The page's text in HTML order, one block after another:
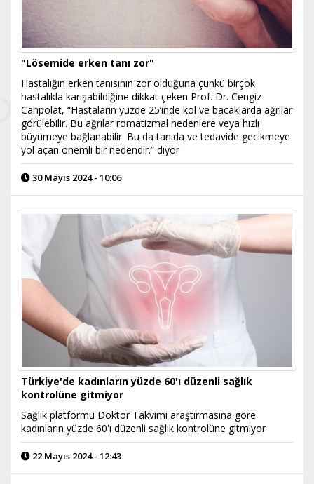
"Lösemide erken tanı zor"
Hastalığın erken tanısının zor olduğuna çünkü birçok
hastalıkla karışabildiğine dikkat çeken Prof. Dr. Cengiz
Canpolat, “Hastaların yüzde 25’inde kol ve bacaklarda ağrılar
görülebilir. Bu ağrılar romatizmal nedenlere veya hızlı
büyümeye bağlanabilir. Bu da tanıda ve tedavide gecikmeye
yol açan önemli bir nedendir.” diyor
30 Mayıs 2024 - 10:06
Türkiye'de kadınların yüzde 60'ı düzenli sağlık
kontrolüne gitmiyor
Sağlık platformu Doktor Takvimi araştırmasına göre
kadınların yüzde 60'ı düzenli sağlık kontrolüne gitmiyor
22 Mayıs 2024 - 12:43